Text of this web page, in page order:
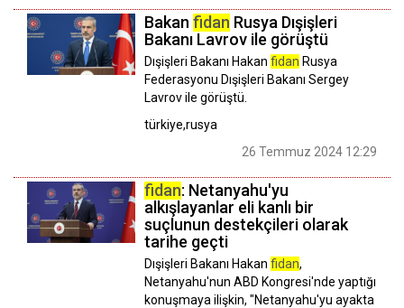
Bakan fidan Rusya Dışişleri
Bakanı Lavrov ile görüştü
Dışişleri Bakanı Hakan fidan Rusya
Federasyonu Dışişleri Bakanı Sergey
Lavrov ile görüştü.
türkiye,rusya
26 Temmuz 2024 12:29
fidan: Netanyahu'yu
alkışlayanlar eli kanlı bir
suçlunun destekçileri olarak
tarihe geçti
Dışişleri Bakanı Hakan fidan,
Netanyahu'nun ABD Kongresi'nde yaptığı
konuşmaya ilişkin, "Netanyahu'yu ayakta